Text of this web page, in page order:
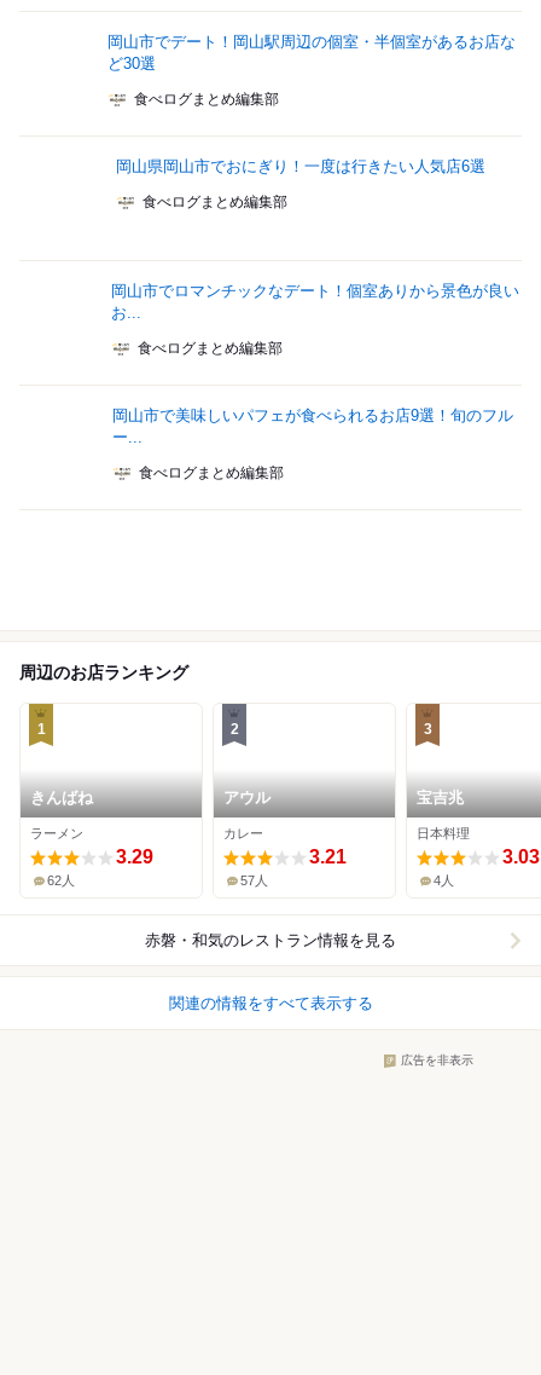
岡山市でデート！岡山駅周辺の個室・半個室があるお店な
ど30選
食べログまとめ編集部
岡山県岡山市でおにぎり！一度は行きたい人気店6選
食べログまとめ編集部
岡山市でロマンチックなデート！個室ありから景色が良い
お...
食べログまとめ編集部
岡山市で美味しいパフェが食べられるお店9選！旬のフル
ー...
食べログまとめ編集部
周辺のお店ランキング
1
きんばね
ラーメン
3.29
62人
2
アウル
カレー
3.21
57人
3
宝吉兆
日本料理
3.03
4人
赤磐・和気のレストラン情報を見る
関連の情報をすべて表示する
広告を非表示